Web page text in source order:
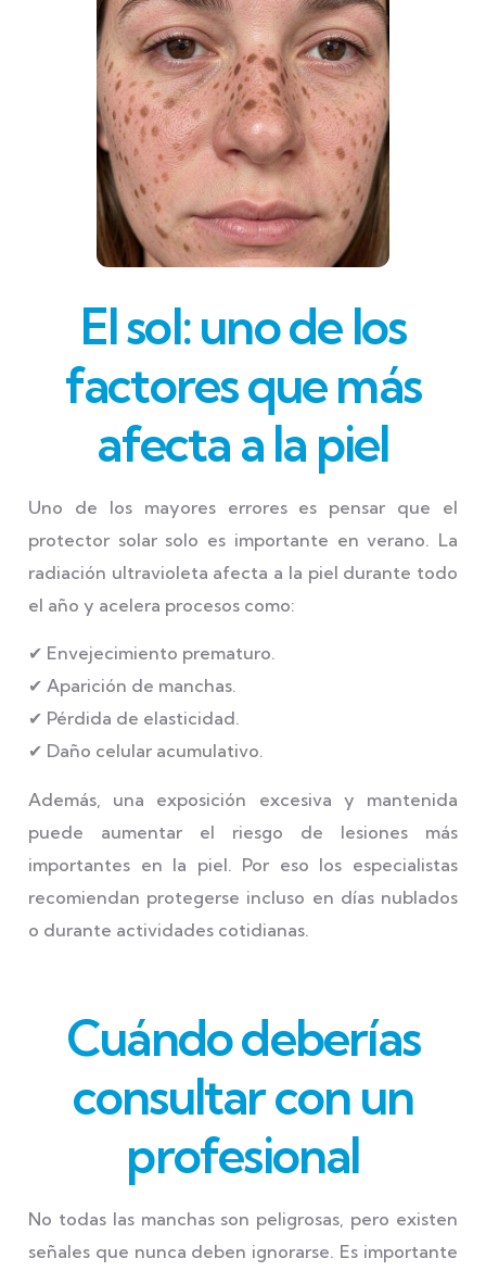
El sol: uno de los
factores que más
afecta a la piel
Uno de los mayores errores es pensar que el
protector solar solo es importante en verano. La
radiación ultravioleta afecta a la piel durante todo
el año y acelera procesos como:
✔ Envejecimiento prematuro.
✔ Aparición de manchas.
✔ Pérdida de elasticidad.
✔ Daño celular acumulativo.
Además, una exposición excesiva y mantenida
puede aumentar el riesgo de lesiones más
importantes en la piel. Por eso los especialistas
recomiendan protegerse incluso en días nublados
o durante actividades cotidianas.
Cuándo deberías
consultar con un
profesional
No todas las manchas son peligrosas, pero existen
señales que nunca deben ignorarse. Es importante